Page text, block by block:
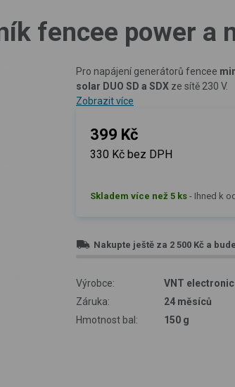
fencee power a
Pro napájení generátorů fencee
solar DUO SD a SDX ze sítě 230 V.
Zobrazit více
399 Kč
330 Kč bez DPH
Skladem více než 5 ks - Ihned k
Nakupte ještě za 2 500 Kč a
Výrobce: VNT
Záruka:
24 měsíců
Hmotnost bal:
150 g